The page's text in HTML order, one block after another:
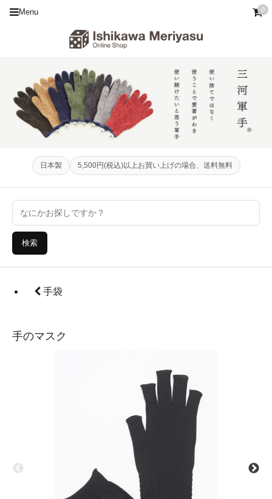
Menu 0
日本製 5,500円(税込)以上お買い上げの場合、送料無料
検索
手袋
手のマスク